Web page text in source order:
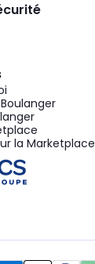
la Marketplace